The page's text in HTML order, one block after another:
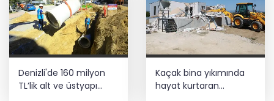
Denizli'de 160 milyon
TL’lik alt ve üstyapı
Kaçak bina yıkımında
hayat kurtaran